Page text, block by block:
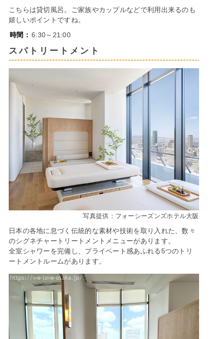
こちらは貸切風呂。ご家族やカップルなどで利用出来るのも
嬉しいポイントですね。
時間： 6:30～21:00
スパトリートメント
写真提供：フォーシーズンズホテル大阪
日本の各地に息づく伝統的な素材や技術を取り入れた、数々
のシグネチャートリートメントメニューがあります。
全室シャワーを完備し、プライベート感あふれる5つのトリ
ートメントルームがあります。